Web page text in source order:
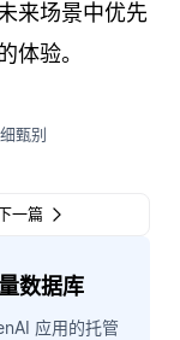
来场景中优先
体验。
甄别
一篇
数据库
应用的托管